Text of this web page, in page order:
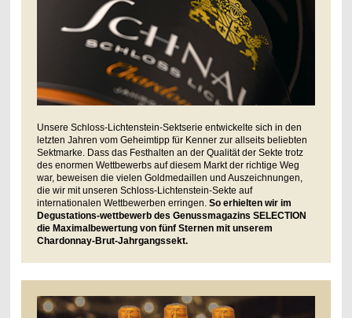
Unsere Schloss-Lichtenstein-Sektserie entwickelte sich in den
letzten Jahren vom Geheimtipp für Kenner zur allseits beliebten
Sektmarke. Dass das Festhalten an der Qualität der Sekte trotz
des enormen Wettbewerbs auf diesem Markt der richtige Weg
war, beweisen die vielen Goldmedaillen und Auszeichnungen,
die wir mit unseren Schloss-Lichtenstein-Sekte auf
internationalen Wettbewerben erringen. So erhielten wir im
Degustations-wettbewerb des Genussmagazins SELECTION
die Maximalbewertung von fünf Sternen mit unserem
Chardonnay-Brut-Jahrgangssekt.